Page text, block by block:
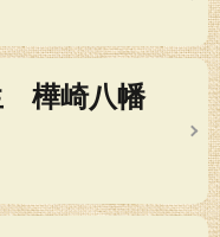
樺崎八幡